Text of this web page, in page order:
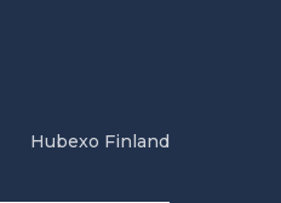
Hubexo Finland